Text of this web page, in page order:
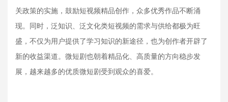
关政策的实施，鼓励短视频精品创作，众多优秀作品不断涌
现。同时，泛知识、泛文化类短视频的需求与供给都极为旺
盛，不仅为用户提供了学习知识的新途径，也为创作者开辟了
新的收益渠道。微短剧也朝着精品化、高质量的方向稳步发
展，越来越多的优质微短剧受到观众的喜爱。